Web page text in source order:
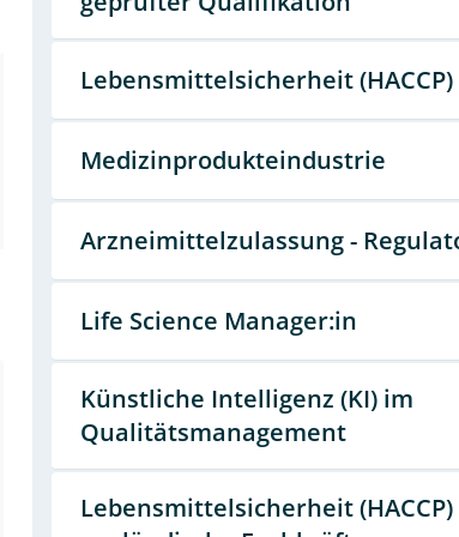
Lebensmittelsicherheit (HACCP)
Medizinprodukteindustrie
Arzneimittelzulassung -
Life Science Manager:in
Künstliche Intelligenz (KI) im
Qualitätsmanagement
Lebensmittelsicherheit